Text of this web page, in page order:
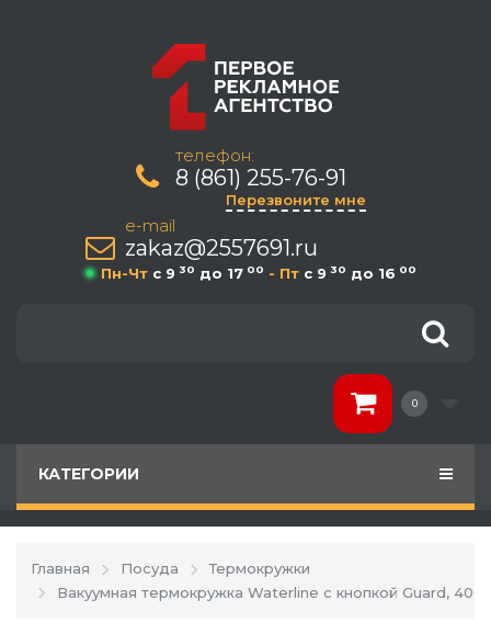
телефон:
8 (861) 255-76-91
Перезвоните мне
e-mail
zakaz@2557691.ru
Пн-Чт c 9 30 до 17 00 - Пт c 9 30 до 16 00
0
КАТЕГОРИИ
Главная Посуда
Термокружки
Вакуумная термокружка Waterline c кнопкой Guard, 400